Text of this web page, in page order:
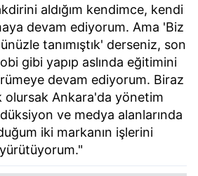
aldığım kendimce, kendi
devam ediyorum. Ama 'Biz
tanımıştık' derseniz, son
gibi yapıp aslında eğitimini
devam ediyorum. Biraz
olursak Ankara'da yönetim
ve medya alanlarında
iki markanın işlerini
yürütüyorum."